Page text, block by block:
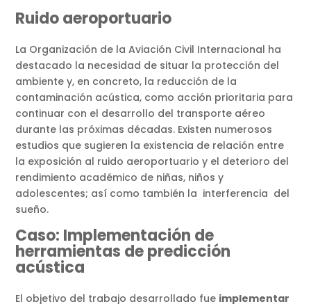
Ruido aeroportuario
La Organización de la Aviación Civil Internacional ha
destacado la necesidad de situar la protección del
ambiente y, en concreto, la reducción de la
contaminación acústica, como acción prioritaria para
continuar con el desarrollo del transporte aéreo
durante las próximas décadas. Existen numerosos
estudios que sugieren la existencia de relación entre
la exposición al ruido aeroportuario y el deterioro del
rendimiento académico de niñas, niños y
adolescentes; así como también la interferencia del
sueño.
Caso: Implementación de
herramientas de predicción
acústica
El objetivo del trabajo desarrollado fue implementar